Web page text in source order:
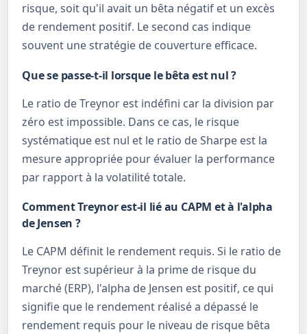
risque, soit qu'il avait un bêta négatif et un excès
de rendement positif. Le second cas indique
souvent une stratégie de couverture efficace.
Que se passe-t-il lorsque le bêta est nul ?
Le ratio de Treynor est indéfini car la division par
zéro est impossible. Dans ce cas, le risque
systématique est nul et le ratio de Sharpe est la
mesure appropriée pour évaluer la performance
par rapport à la volatilité totale.
Comment Treynor est-il lié au CAPM et à l'alpha
de Jensen ?
Le CAPM définit le rendement requis. Si le ratio de
Treynor est supérieur à la prime de risque du
marché (ERP), l'alpha de Jensen est positif, ce qui
signifie que le rendement réalisé a dépassé le
rendement requis pour le niveau de risque bêta